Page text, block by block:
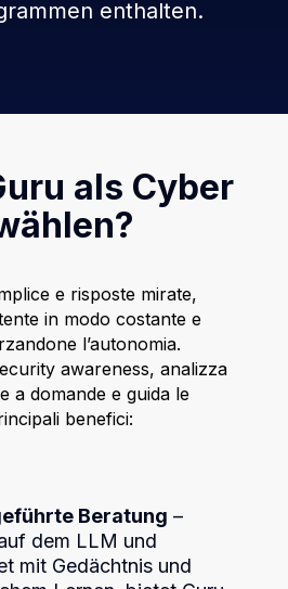
enthalten.
als Cyber
e risposte mirate,
in modo costante e
l’autonomia.
awareness, analizza
a domande e guida le
benefici:
Beratung –
dem LLM und
mit Gedächtnis und